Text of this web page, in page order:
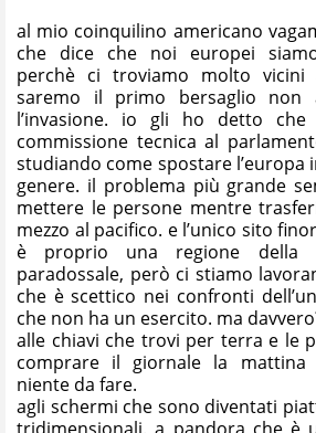
al mio coinquilino americano
che dice che noi europei
perchè ci troviamo molto
saremo il primo bersaglio non
l’invasione. io gli ho detto
commissione tecnica al
studiando come spostare l’europa
genere. il problema più grande
mettere le persone mentre
mezzo al pacifico. e l’unico sito
è proprio una regione della
paradossale, però ci stiamo
che è scettico nei confronti
che non ha un esercito. ma
alle chiavi che trovi per terra e le
comprare il giornale la mattina
niente da fare.
agli schermi che sono diventati
tridimensionali. a pandora che è